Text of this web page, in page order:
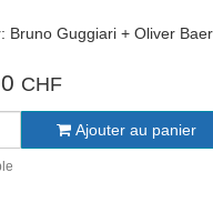
Bruno Guggiari + Oliver Baer
CHF
Ajouter au panier